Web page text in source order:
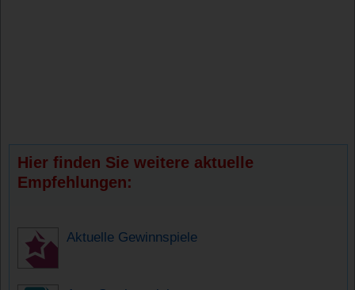
Hier finden Sie weitere aktuelle
Empfehlungen:
Aktuelle Gewinnspiele